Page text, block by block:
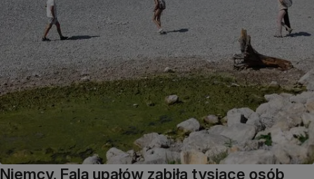
Niemcy. Fala upałów zabiła tysiące osób